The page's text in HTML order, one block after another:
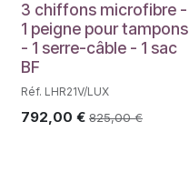
3 chiffons microfibre -
1 peigne pour tampons
- 1 serre-câble - 1 sac
BF
Réf. LHR21V/LUX
792,00 € 825,00€